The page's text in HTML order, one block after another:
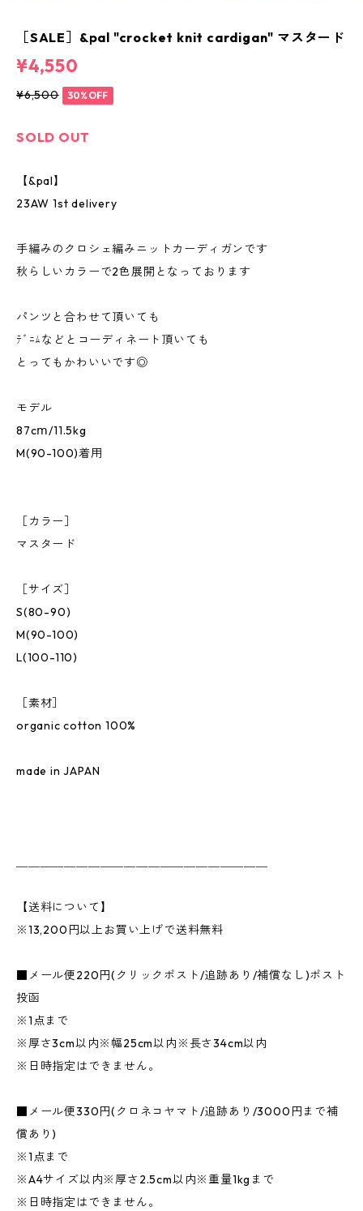
［SALE］&pal "crocket knit cardigan" マスタード
¥4,550
¥6,500 30%OFF
SOLD OUT
【&pal】
23AW 1st delivery
手編みのクロシェ編みニットカーディガンです
秋らしいカラーで2色展開となっております
パンツと合わせて頂いても
ﾃﾞﾆﾑなどとコーディネート頂いても
とってもかわいいです◎
モデル
87cⅿ/11.5kg
M(90-100)着用
［カラー］
マスタード
［サイズ］
S(80-90)
M(90-100)
L(100-110)
［素材］
organic cotton 100%
made in JAPAN
【送料について】
※13,200円以上お買い上げで送料無料
■メール便220円(クリックポスト/追跡あり/補償なし)ポスト
投函
※1点まで
※厚さ3cm以内※幅25cm以内※長さ34cm以内
※日時指定はできません。
■メール便330円(クロネコヤマト/追跡あり/3000円まで補
償あり)
※1点まで
※A4サイズ以内※厚さ2.5cm以内※重量1kgまで
※日時指定はできません。